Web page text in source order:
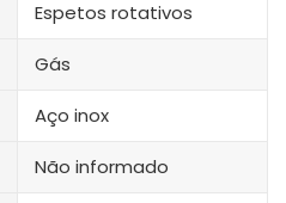
Espetos rotativos
Gás
Aço inox
Não informado